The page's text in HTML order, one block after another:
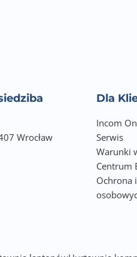
Wrocław
Dla
Incom
Serwis
Warunki
Centrum
Ochrona